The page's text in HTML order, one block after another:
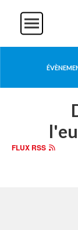
contenu
Actualités
FLUX RSS